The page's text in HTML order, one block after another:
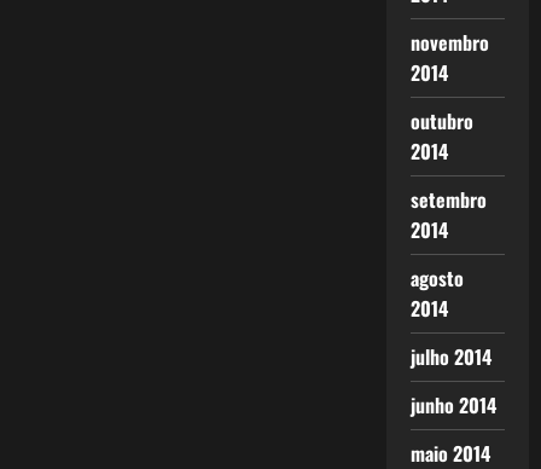
novembro
2014
outubro
2014
setembro
2014
agosto
2014
julho 2014
junho 2014
maio 2014